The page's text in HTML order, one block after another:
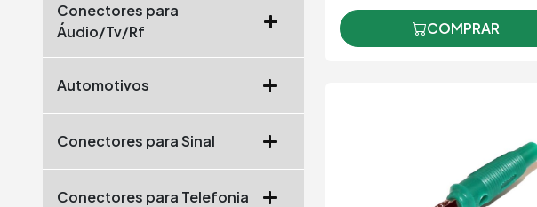
Conectores para
Áudio/Tv/Rf
Automotivos
Conectores para Sinal
Conectores para Telefonia
COMPRAR